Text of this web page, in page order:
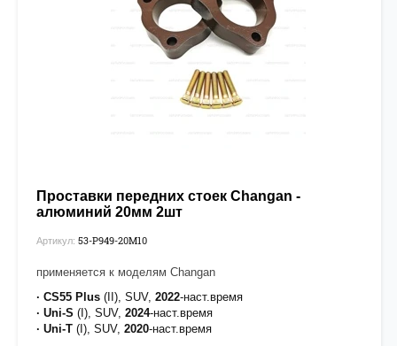
Проставки передних стоек Changan -
алюминий 20мм 2шт
Артикул: 53-Р949-20М10
применяется к моделям Changan
· CS55 Plus (II), SUV, 2022-наст.время
· Uni-S (I), SUV, 2024-наст.время
· Uni-T (I), SUV, 2020-наст.время